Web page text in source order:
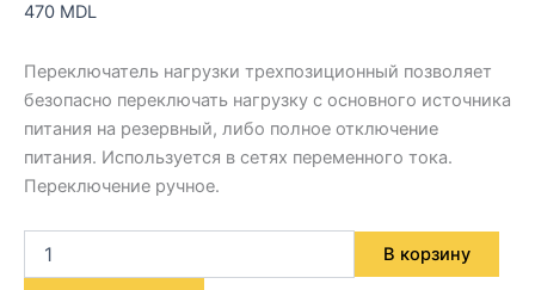
470 MDL
Переключатель нагрузки трехпозиционный позволяет
безопасно переключать нагрузку с основного источника
питания на резервный, либо полное отключение
питания. Используется в сетях переменного тока.
Переключение ручное.
В корзину